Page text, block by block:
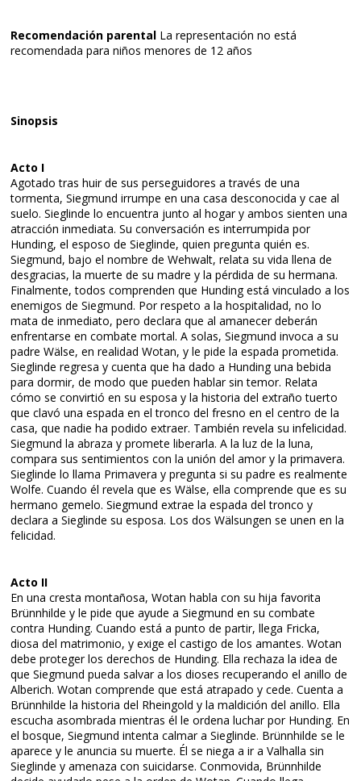
Recomendación parental La representación no está
recomendada para niños menores de 12 años
Sinopsis
Acto I
Agotado tras huir de sus perseguidores a través de una
tormenta, Siegmund irrumpe en una casa desconocida y cae al
suelo. Sieglinde lo encuentra junto al hogar y ambos sienten una
atracción inmediata. Su conversación es interrumpida por
Hunding, el esposo de Sieglinde, quien pregunta quién es.
Siegmund, bajo el nombre de Wehwalt, relata su vida llena de
desgracias, la muerte de su madre y la pérdida de su hermana.
Finalmente, todos comprenden que Hunding está vinculado a los
enemigos de Siegmund. Por respeto a la hospitalidad, no lo
mata de inmediato, pero declara que al amanecer deberán
enfrentarse en combate mortal. A solas, Siegmund invoca a su
padre Wälse, en realidad Wotan, y le pide la espada prometida.
Sieglinde regresa y cuenta que ha dado a Hunding una bebida
para dormir, de modo que pueden hablar sin temor. Relata
cómo se convirtió en su esposa y la historia del extraño tuerto
que clavó una espada en el tronco del fresno en el centro de la
casa, que nadie ha podido extraer. También revela su infelicidad.
Siegmund la abraza y promete liberarla. A la luz de la luna,
compara sus sentimientos con la unión del amor y la primavera.
Sieglinde lo llama Primavera y pregunta si su padre es realmente
Wolfe. Cuando él revela que es Wälse, ella comprende que es su
hermano gemelo. Siegmund extrae la espada del tronco y
declara a Sieglinde su esposa. Los dos Wälsungen se unen en la
felicidad.
Acto II
En una cresta montañosa, Wotan habla con su hija favorita
Brünnhilde y le pide que ayude a Siegmund en su combate
contra Hunding. Cuando está a punto de partir, llega Fricka,
diosa del matrimonio, y exige el castigo de los amantes. Wotan
debe proteger los derechos de Hunding. Ella rechaza la idea de
que Siegmund pueda salvar a los dioses recuperando el anillo de
Alberich. Wotan comprende que está atrapado y cede. Cuenta a
Brünnhilde la historia del Rheingold y la maldición del anillo. Ella
escucha asombrada mientras él le ordena luchar por Hunding. En
el bosque, Siegmund intenta calmar a Sieglinde. Brünnhilde se le
aparece y le anuncia su muerte. Él se niega a ir a Valhalla sin
Sieglinde y amenaza con suicidarse. Conmovida, Brünnhilde